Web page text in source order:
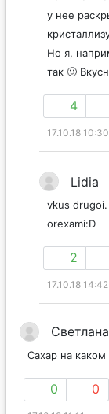
у нее
Но я,
так 🙂
4
17.10.18 10:30
Lidia
vkus
orexami:D
2
17.10.18 14:42
Светлана
Сахар на каком
0 0